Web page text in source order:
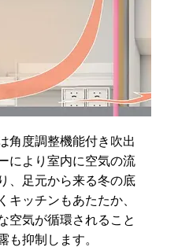
角度調整機能付き吹出
により室内に空気の流
、足元から来る冬の底
キッチンもあたたか、
空気が循環されること
も抑制します。